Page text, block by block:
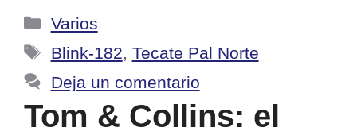
Categorías
Varios
Etiquetas
Blink-182, Tecate Pal Norte
Deja un comentario
Tom & Collins: el